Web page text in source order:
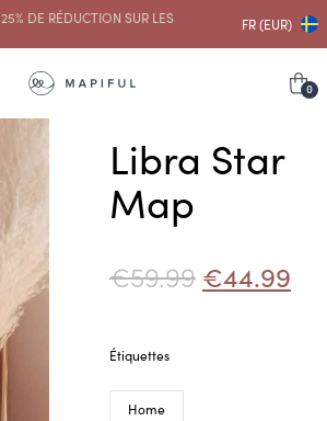
25% DE RÉDUCTION SUR LES FR (EUR)
0
Libra Star
Map
€59.99 €44.99
Étiquettes
Home